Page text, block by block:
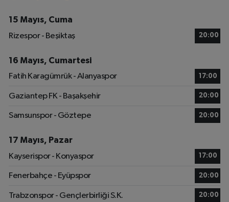
15 Mayıs, Cuma
Rizespor - Beşiktaş
20:00
16 Mayıs, Cumartesi
Fatih Karagümrük - Alanyaspor
17:00
Gaziantep FK - Başakşehir 20:00
Samsunspor - Göztepe 20:00
17 Mayıs, Pazar
Kayserispor - Konyaspor
17:00
Fenerbahçe - Eyüpspor 20:00
Trabzonspor - Gençlerbirliği S.K. 20:00